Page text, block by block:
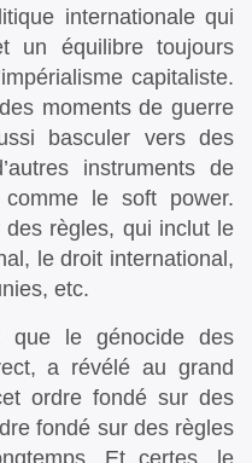
internationale qui
un équilibre toujours
capitaliste.
moments de guerre
basculer vers des
instruments de
le soft power.
des règles, qui inclut le
le droit international,
etc.
que le génocide des
a révélé au grand
ordre fondé sur des
fondé sur des règles
Et certes, le